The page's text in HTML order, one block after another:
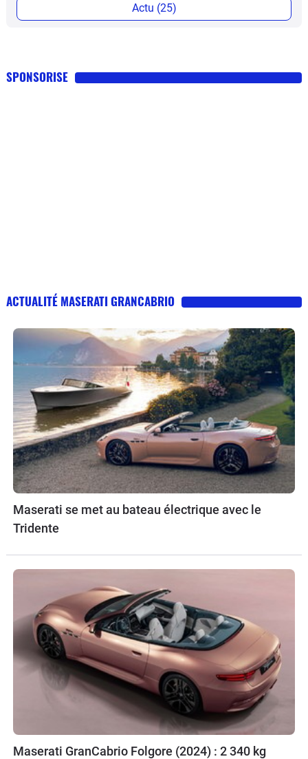
Actu (25)
SPONSORISE
ACTUALITÉ MASERATI GRANCABRIO
Maserati se met au bateau électrique avec le
Tridente
Maserati GranCabrio Folgore (2024) : 2 340 kg